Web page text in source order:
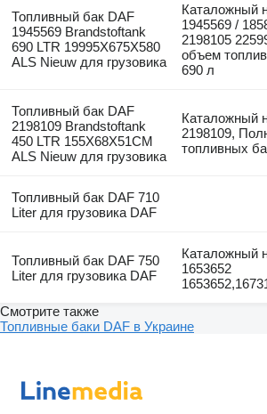
Топливный бак DAF
1945569 Brandstoftank
690 LTR 19995X675X580
ALS Nieuw для грузовика
Каталожный
1945569 /
2198105
объем
690 л
Топливный бак DAF
2198109 Brandstoftank
450 LTR 155X68X51CM
ALS Nieuw для грузовика
Каталожный
2198109,
топливных
Топливный бак DAF 710
Liter для грузовика DAF
Топливный бак DAF 750
Liter для грузовика DAF
Каталожный
1653652
Смотрите также
Топливные баки DAF в Украине